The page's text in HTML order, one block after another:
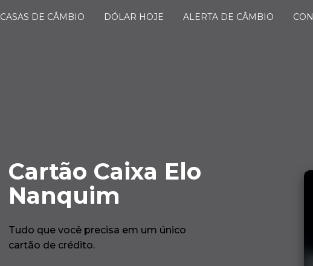
CASAS DE CÂMBIO DÓLAR HOJE ALERTA DE CÂMBIO
Cartão Caixa Elo
Nanquim
Tudo que você precisa em um único
cartão de crédito.